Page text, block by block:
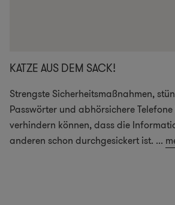
KATZE AUS DEM SACK!
Strengste Sicherheitsmaßnahmen,
Passwörter und abhörsichere
verhindern können, dass die
anderen schon durchgesickert ist. ...